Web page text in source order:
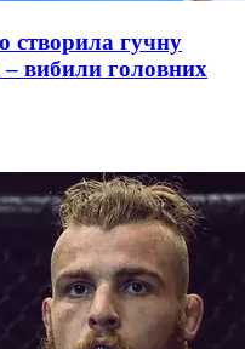
створила гучну
вибили головних